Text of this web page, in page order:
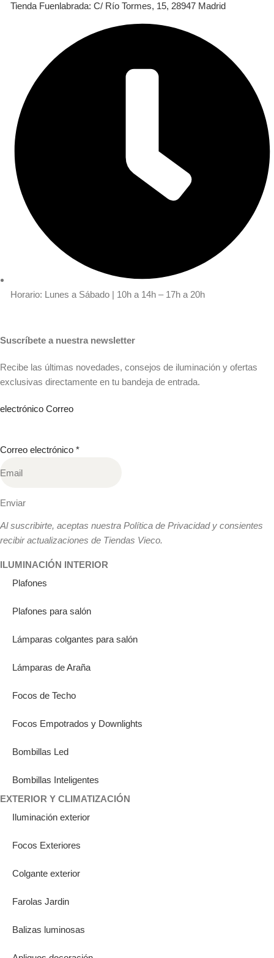
Tienda Fuenlabrada: C/ Río Tormes, 15, 28947 Madrid
Horario: Lunes a Sábado | 10h a 14h – 17h a 20h
Suscríbete a nuestra newsletter
Recibe las últimas novedades, consejos de iluminación y ofertas
exclusivas directamente en tu bandeja de entrada.
electrónico Correo
Correo electrónico *
Enviar
Al suscribirte, aceptas nuestra Política de Privacidad y consientes
recibir actualizaciones de Tiendas Vieco.
ILUMINACIÓN INTERIOR
Plafones
Plafones para salón
Lámparas colgantes para salón
Lámparas de Araña
Focos de Techo
Focos Empotrados y Downlights
Bombillas Led
Bombillas Inteligentes
EXTERIOR Y CLIMATIZACIÓN
Iluminación exterior
Focos Exteriores
Colgante exterior
Farolas Jardin
Balizas luminosas